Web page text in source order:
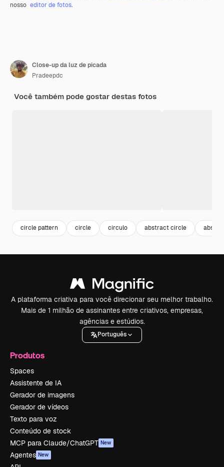
nosso editor de fotos.
Close-up da luz de picada
Pradeepdc
Você também pode gostar destas fotos
circle pattern circle circulo abstract circle
A plataforma criativa para você direcionar seu melhor trabalho.
Mais de 1 milhão de assinantes entre criativos, empresas,
agências e estúdios.
Português
Produtos
Spaces
Assistente de IA
Gerador de imagens
Gerador de vídeos
Texto para voz
Conteúdo de stock
MCP para Claude/ChatGPT New
Agentes New